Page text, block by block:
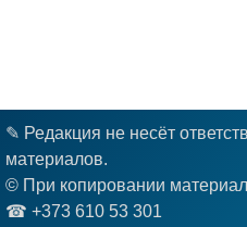
✎ Редакция не несёт
материалов.
© При копировании
☎︎ +373 610 53 301